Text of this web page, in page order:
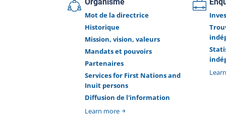
Mot de la directrice
Historique
Mission, vision, valeurs
Mandats et pouvoirs
Partenaires
Services for First Nations and
Inuit persons
Diffusion de l'information
Learn more